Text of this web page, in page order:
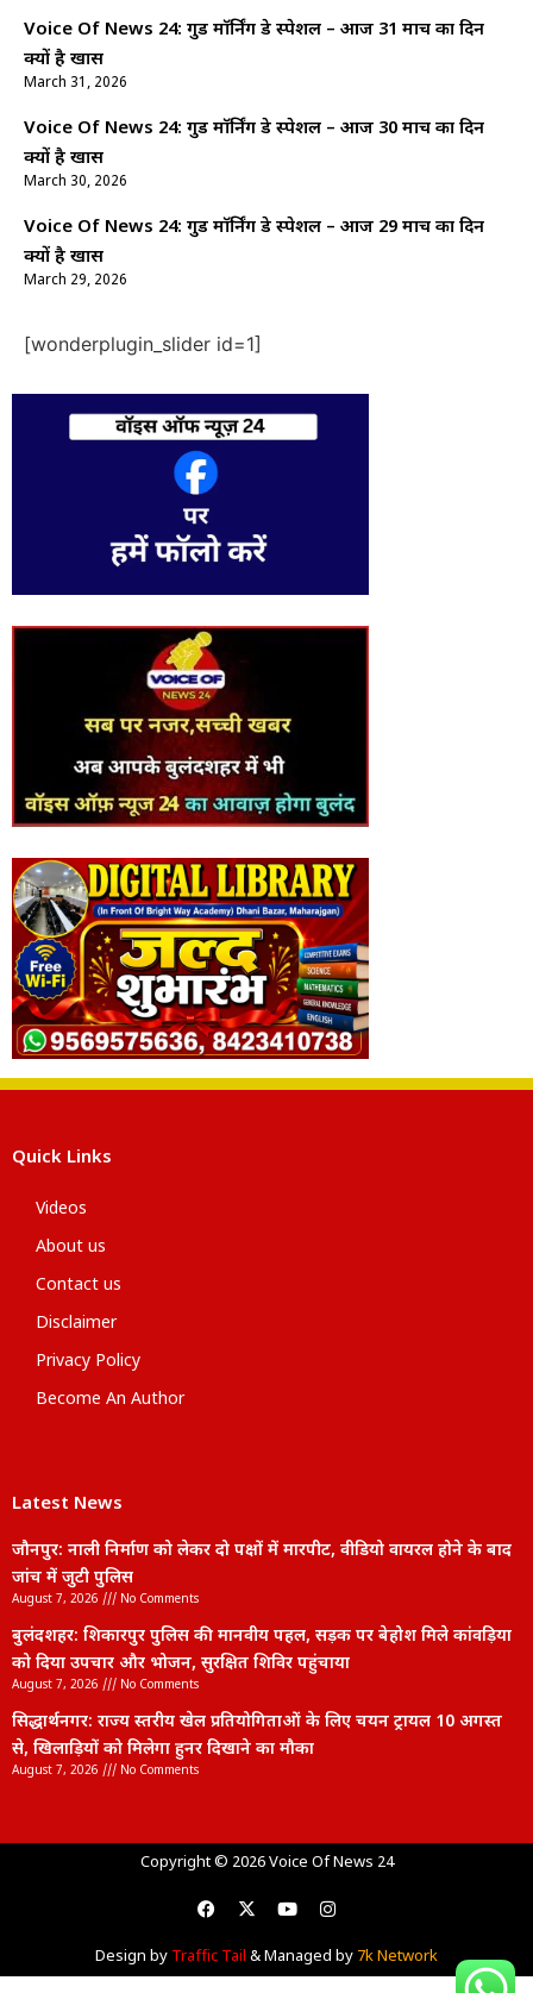
Voice Of News 24: गुड माॅर्निंग डे स्पेशल – आज 31 मार्च का दिन
क्यों है खास
March 31, 2026
Voice Of News 24: गुड माॅर्निंग डे स्पेशल – आज 30 मार्च का दिन
क्यों है खास
March 30, 2026
Voice Of News 24: गुड माॅर्निंग डे स्पेशल – आज 29 मार्च का दिन
क्यों है खास
March 29, 2026
[wonderplugin_slider id=1]
Quick Links
Videos
About us
Contact us
Disclaimer
Privacy Policy
Become An Author
Latest News
जौनपुर: नाली निर्माण को लेकर दो पक्षों में मारपीट, वीडियो वायरल होने के बाद
जांच में जुटी पुलिस
August 7, 2026 No Comments
बुलंदशहर: शिकारपुर पुलिस की मानवीय पहल, सड़क पर बेहोश मिले कांवड़िया
को दिया उपचार और भोजन, सुरक्षित शिविर पहुंचाया
August 7, 2026 No Comments
सिद्धार्थनगर: राज्य स्तरीय खेल प्रतियोगिताओं के लिए चयन ट्रायल 10 अगस्त
से, खिलाड़ियों को मिलेगा हुनर दिखाने का मौका
August 7, 2026 No Comments
Copyright © 2026 Voice Of News 24
Design by Traffic Tail & Managed by 7k Network